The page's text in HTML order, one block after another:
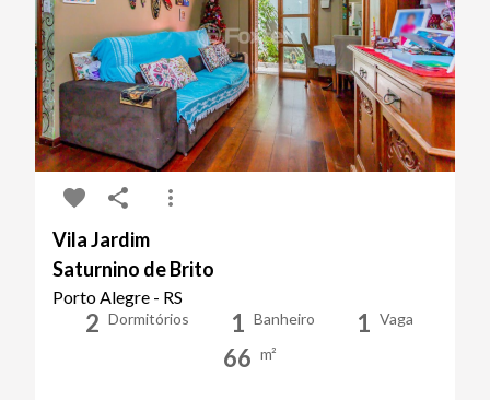
Vila Jardim
Saturnino de Brito
Porto Alegre - RS
2 Dormitórios 1 Banheiro 1 Vaga
66 m²